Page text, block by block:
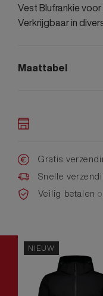
Vest Blufrankie
Verkrijgbaar in
Maattabel
Gratis
Snelle
Veilig betalen
NIEUW